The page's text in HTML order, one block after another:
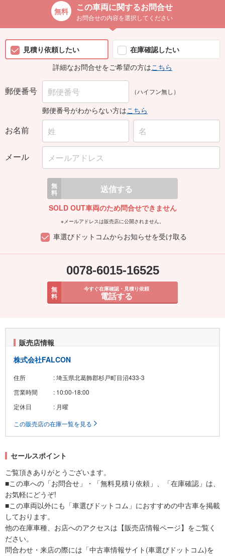
この車両に関するお問合せ
お問合せの内容を選択してください
見積り依頼したい
在庫確認したい
詳細なお問合せをご希望の方はこちら
郵便番号 （ハイフン無し）
郵便番号がわからない方はこちら
お名前
メール
無
料 送信する
SOLD OUT車両のため問合せできません
※メールアドレスは販売店に公開されません。
車選びドットコムからお知らせを受け取る
0078-6015-16525
無
料
今すぐ在庫確認・見積り依頼
電話する
販売店情報
株式会社FALCON
住所
: 埼玉県北葛飾郡杉戸町目沼433-3
営業時間
: 10:00-18:00
定休日
: 月曜
この販売店の在庫一覧を見る
セールスポイント
ご覧頂きありがとうございます。
■この車への「お問合せ」・「無料見積り依頼」、「在庫確認」は、
お気軽にどうぞ!
■この車両以外にも「車選びドットコム」におすすめの中古車を掲載
しております。
他の在庫車種、お店へのアクセスは【販売店情報ページ】をご覧く
ださい。
問合わせ・来店の際には「中古車情報サイト(車選びドットコム)を